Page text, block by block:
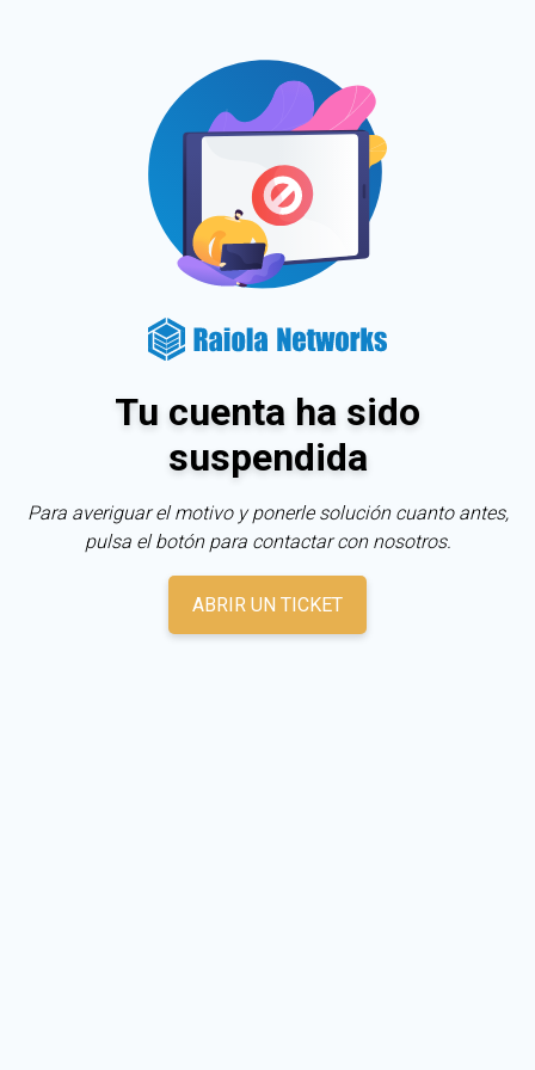
Tu cuenta ha sido
suspendida
Para averiguar el motivo y ponerle solución cuanto antes,
pulsa el botón para contactar con nosotros.
ABRIR UN TICKET